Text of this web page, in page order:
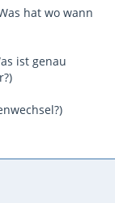
hat wo wann
ist genau